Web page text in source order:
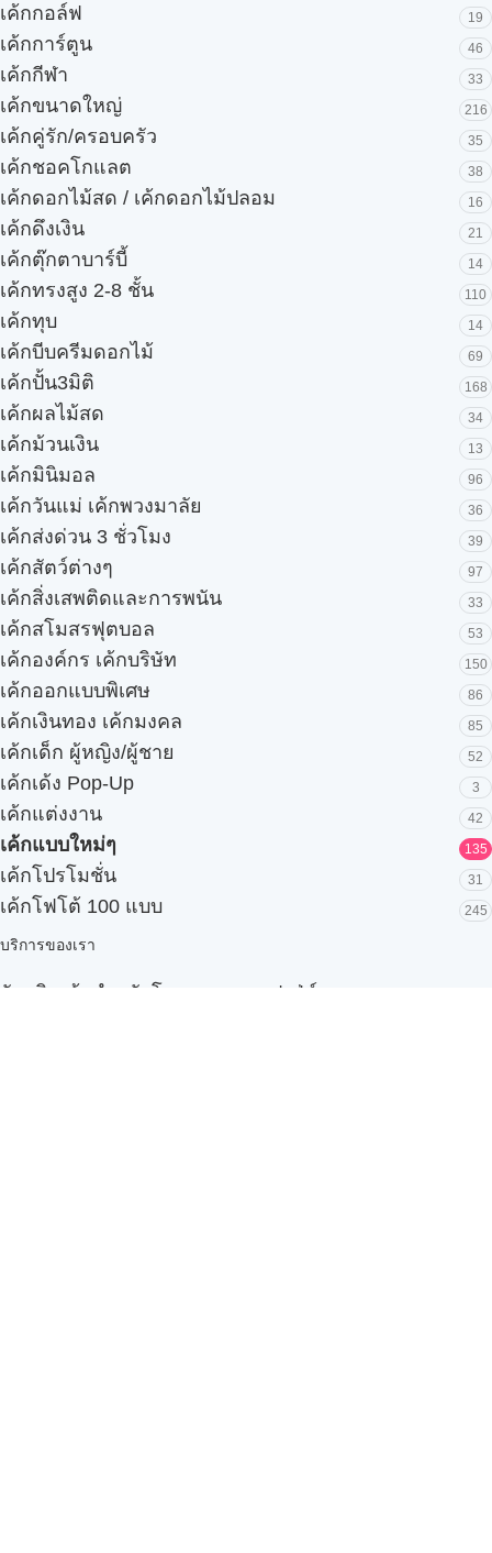
เค้กกอล์ฟ 19
เค้กการ์ตูน 46
เค้กกีฬา 33
เค้กขนาดใหญ่ 216
เค้กคู่รัก/ครอบครัว 35
เค้กชอคโกแลต 38
เค้กดอกไม้สด / เค้กดอกไม้ปลอม 16
เค้กดึงเงิน 21
เค้กตุ๊กตาบาร์บี้ 14
เค้กทรงสูง 2-8 ชั้น 110
เค้กทุบ 14
เค้กบีบครีมดอกไม้ 69
เค้กปั้น3มิติ 168
เค้กผลไม้สด 34
เค้กม้วนเงิน 13
เค้กมินิมอล 96
เค้กวันแม่ เค้กพวงมาลัย 36
เค้กส่งด่วน 3 ชั่วโมง 39
เค้กสัตว์ต่างๆ 97
เค้กสิ่งเสพติดและการพนัน 33
เค้กสโมสรฟุตบอล 53
เค้กองค์กร เค้กบริษัท 150
เค้กออกแบบพิเศษ 86
เค้กเงินทอง เค้กมงคล 85
เค้กเด็ก ผู้หญิง/ผู้ชาย 52
เค้กเด้ง Pop-Up 3
เค้กแต่งงาน 42
เค้กแบบใหม่ๆ 135
เค้กโปรโมชั่น 31
เค้กโฟโต้ 100 แบบ 245
บริการของเรา
รับผลิตเค้กสำหรับโรงแรมและบุฟเฟ่ต์